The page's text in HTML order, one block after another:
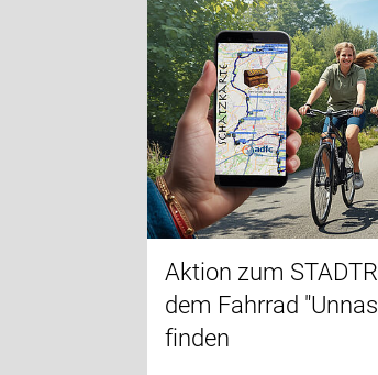
Aktion zum
dem Fahrrad
finden